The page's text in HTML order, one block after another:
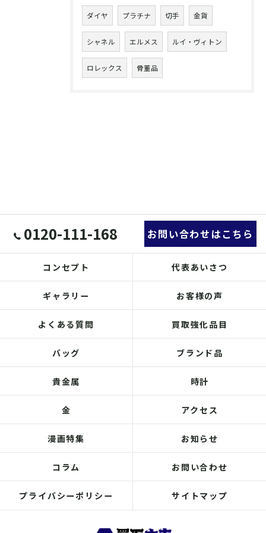
ダイヤ プラチナ 切手 金貨
シャネル エルメス ルイ・ヴィトン
ロレックス 骨董品
0120-111-168 お問い合わせはこちら
コンセプト 代表あいさつ
ギャラリー お客様の声
よくある質問 買取強化品目
バッグ ブランド品
貴金属 時計
金 アクセス
漫画特集 お知らせ
コラム お問い合わせ
プライバシーポリシー サイトマップ